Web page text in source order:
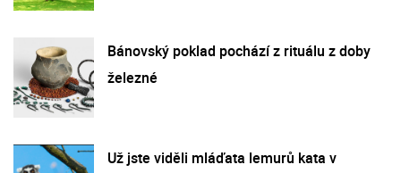
Bánovský poklad pochází z rituálu z doby
železné
Už jste viděli mláďata lemurů kata v